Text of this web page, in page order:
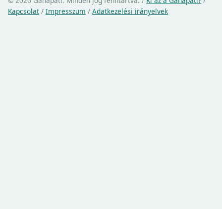
Kapcsolat / Impresszum / Adatkezelési irányelvek